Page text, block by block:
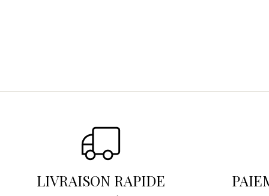
LIVRAISON RAPIDE